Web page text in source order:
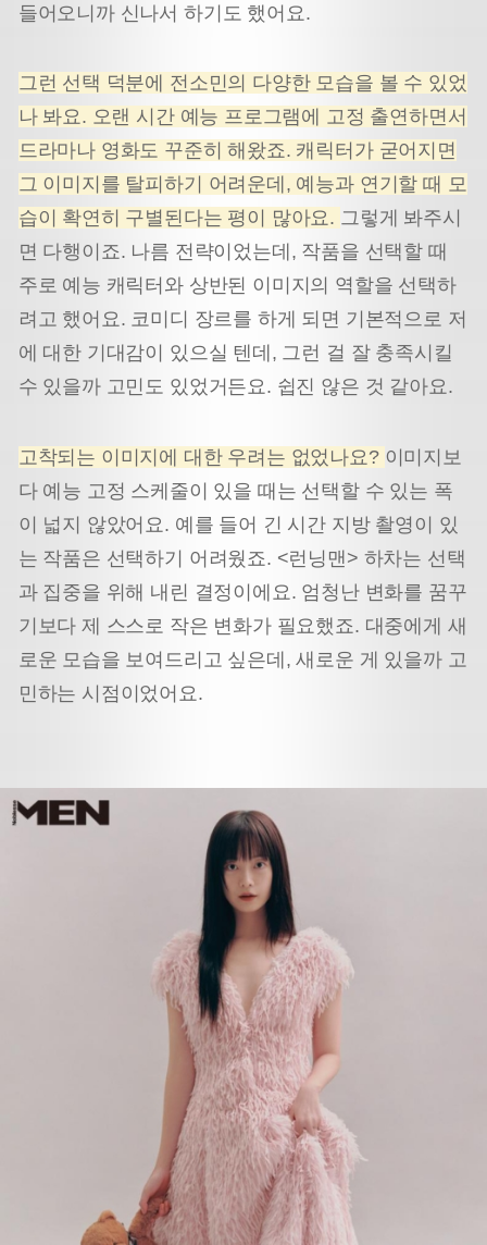
들어오니까 신나서 하기도 했어요.
그런 선택 덕분에 전소민의 다양한 모습을 볼 수 있었
나 봐요. 오랜 시간 예능 프로그램에 고정 출연하면서
드라마나 영화도 꾸준히 해왔죠. 캐릭터가 굳어지면
그 이미지를 탈피하기 어려운데, 예능과 연기할 때 모
습이 확연히 구별된다는 평이 많아요. 그렇게 봐주시
면 다행이죠. 나름 전략이었는데, 작품을 선택할 때
주로 예능 캐릭터와 상반된 이미지의 역할을 선택하
려고 했어요. 코미디 장르를 하게 되면 기본적으로 저
에 대한 기대감이 있으실 텐데, 그런 걸 잘 충족시킬
수 있을까 고민도 있었거든요. 쉽진 않은 것 같아요.
고착되는 이미지에 대한 우려는 없었나요? 이미지보
다 예능 고정 스케줄이 있을 때는 선택할 수 있는 폭
이 넓지 않았어요. 예를 들어 긴 시간 지방 촬영이 있
는 작품은 선택하기 어려웠죠. <런닝맨> 하차는 선택
과 집중을 위해 내린 결정이에요. 엄청난 변화를 꿈꾸
기보다 제 스스로 작은 변화가 필요했죠. 대중에게 새
로운 모습을 보여드리고 싶은데, 새로운 게 있을까 고
민하는 시점이었어요.